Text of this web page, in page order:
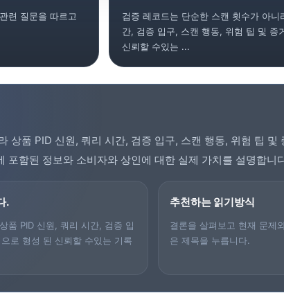
련 질문을 따르고
검증 레코드는 단순한 스캔 횟수가 아니
간, 검증 입구, 스캔 행동, 위험 팁 및 증
신뢰할 수있는 ...
상품 PID 신원, 쿼리 시간, 검증 입구, 스캔 행동, 위험 팁
포함된 정보와 소비자와 상인에 대한 실제 가치를 설명합니
.
품 PID 신원, 쿼리 시간, 검증 입
로 형성 된 신뢰할 수있는 기록
추천하는 읽기방식
결론을 살펴보고 현재 문제
은 제목을 누릅니다.